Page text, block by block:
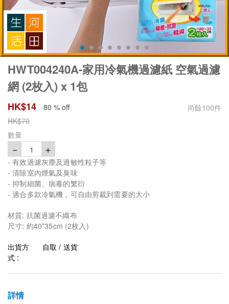
HWT004240A-家用冷氣機過濾紙 空氣過濾
網 (2枚入) x 1包
HK$14 80 % off 尚餘100件
HK$70
數量
－ 1 ＋
- 有效過濾灰塵及過敏性粒子等
- 清除室內煙氣及臭味
- 抑制細菌、病毒的繁衍
- 適合多款冷氣機，可自由剪裁到需要的大小
材質: 抗菌過濾不織布
尺寸: 約40*35cm (2枚入)
出貨方
式 :
自取 / 送貨
詳情